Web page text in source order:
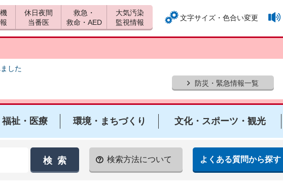
した
防災・緊急情報一覧
休日夜間
当番医
救急・
救命・AED
大気汚染
監視情報
文字サイズ・色合い変更
祉・医療 環境・まちづくり 文化・スポーツ・観光
検索方法について よくある質問から探す